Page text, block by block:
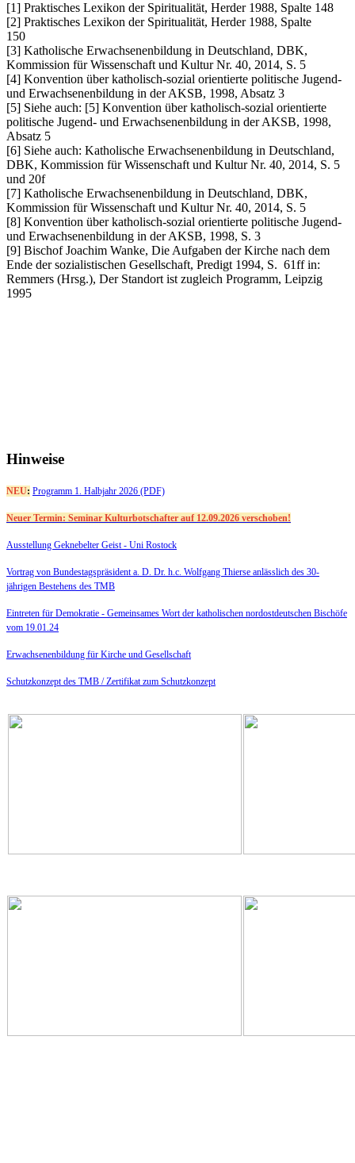
[1] Praktisches Lexikon der Spiritualität, Herder 1988, Spalte 148
[2] Praktisches Lexikon der Spiritualität, Herder 1988, Spalte
150
[3] Katholische Erwachsenenbildung in Deutschland, DBK,
Kommission für Wissenschaft und Kultur Nr. 40, 2014, S. 5
[4] Konvention über katholisch-sozial orientierte politische Jugend-
und Erwachsenenbildung in der AKSB, 1998, Absatz 3
[5] Siehe auch: [5] Konvention über katholisch-sozial orientierte
politische Jugend- und Erwachsenenbildung in der AKSB, 1998,
Absatz 5
[6] Siehe auch: Katholische Erwachsenenbildung in Deutschland,
DBK, Kommission für Wissenschaft und Kultur Nr. 40, 2014, S. 5
und 20f
[7] Katholische Erwachsenenbildung in Deutschland, DBK,
Kommission für Wissenschaft und Kultur Nr. 40, 2014, S. 5
[8] Konvention über katholisch-sozial orientierte politische Jugend-
und Erwachsenenbildung in der AKSB, 1998, S. 3
[9] Bischof Joachim Wanke, Die Aufgaben der Kirche nach dem
Ende der sozialistischen Gesellschaft, Predigt 1994, S. 61ff in:
Remmers (Hrsg.), Der Standort ist zugleich Programm, Leipzig
1995
Hinweise
NEU: Programm 1. Halbjahr 2026 (PDF)
Neuer Termin: Seminar Kulturbotschafter auf 12.09.2026 verschoben!
Ausstellung Geknebelter Geist - Uni Rostock
Vortrag von Bundestagspräsident a. D. Dr. h.c. Wolfgang Thierse anlässlich des 30-
jährigen Bestehens des TMB
Eintreten für Demokratie - Gemeinsames Wort der katholischen nordostdeutschen Bischöfe
vom 19.01.24
Erwachsenenbildung für Kirche und Gesellschaft
Schutzkonzept des TMB / Zertifikat zum Schutzkonzept